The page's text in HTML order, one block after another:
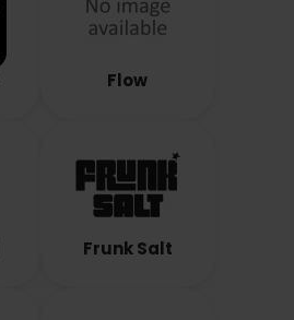
Flow
Frunk Salt